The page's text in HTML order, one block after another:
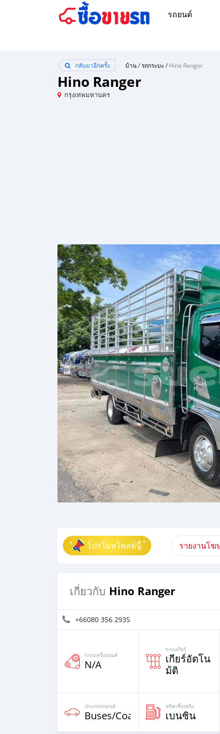
รถยนต์
กลับมาอีกครั้ง บ้าน/รถกระบะ/Hino Ranger
Hino Ranger
กรุงเทพมหานคร
โปรโมทโพสต์นี้ รายงานโ
เกี่ยวกับ Hino Ranger
+66080 356 2935
ระบบเครื่องยนต์
N/A
ระบบเกียร์
เกียร์อัตโน
ม้ติ
ประเภทรถยนต์
Buses/Coaches
ชนิดเชื้อเพลิง
เบนซิน